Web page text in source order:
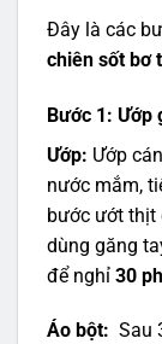
Đây là các
chiên sốt bơ
Bước 1: Ướp
Ướp: Ướp
nước mắm,
bước ướt thịt
dùng găng
để nghỉ 30
Áo bột: Sau